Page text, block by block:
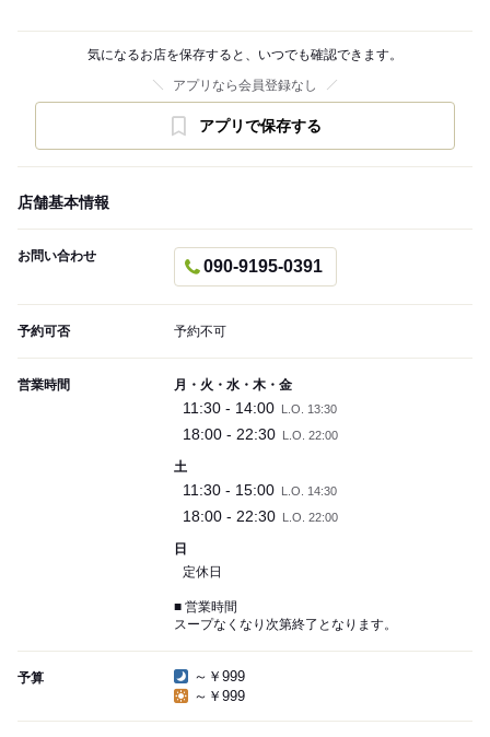
気になるお店を保存すると、いつでも確認できます。
アプリなら会員登録なし
アプリで保存する
店舗基本情報
お問い合わせ
090-9195-0391
予約可否 予約不可
営業時間 月・火・水・木・金
11:30 - 14:00 L.O. 13:30
18:00 - 22:30 L.O. 22:00
土
11:30 - 15:00 L.O. 14:30
18:00 - 22:30 L.O. 22:00
日
定休日
■ 営業時間
スープなくなり次第終了となります。
予算
～￥999
～￥999